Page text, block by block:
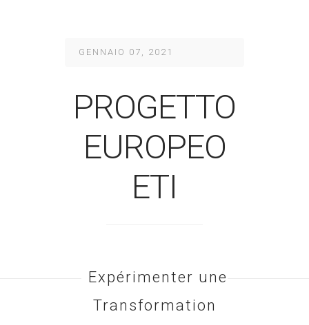
GENNAIO 07, 2021
PROGETTO
EUROPEO
ETI
Expérimenter une
Transformation